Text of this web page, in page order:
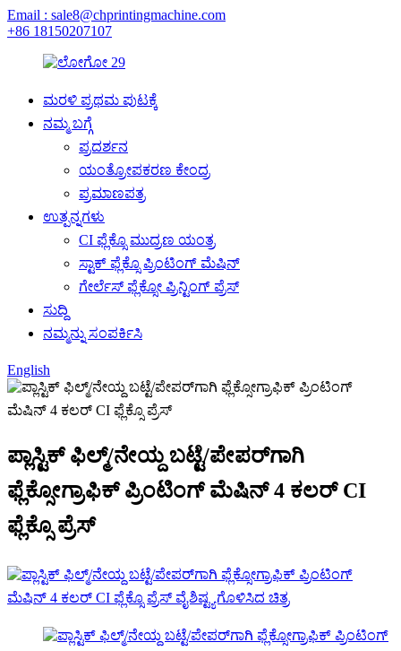
Email : sale8@chprintingmachine.com
+86 18150207107
ಮರಳಿ ಪ್ರಥಮ ಪುಟಕ್ಕೆ
ನಮ್ಮ ಬಗ್ಗೆ
ಪ್ರದರ್ಶನ
ಯಂತ್ರೋಪಕರಣ ಕೇಂದ್ರ
ಪ್ರಮಾಣಪತ್ರ
ಉತ್ಪನ್ನಗಳು
CI ಫ್ಲೆಕ್ಸೊ ಮುದ್ರಣ ಯಂತ್ರ
ಸ್ಟಾಕ್ ಫ್ಲೆಕ್ಸೊ ಪ್ರಿಂಟಿಂಗ್ ಮೆಷಿನ್
ಗೇರ್ಲೆಸ್ ಫ್ಲೆಕ್ಸೋ ಪ್ರಿನ್ಟಿಂಗ್ ಪ್ರೆಸ್
ಸುದ್ದಿ
ನಮ್ಮನ್ನು ಸಂಪರ್ಕಿಸಿ
English
ಪ್ಲಾಸ್ಟಿಕ್ ಫಿಲ್ಮ್/ನೇಯ್ದ ಬಟ್ಟೆ/ಪೇಪರ್‌ಗಾಗಿ
ಫ್ಲೆಕ್ಸೋಗ್ರಾಫಿಕ್ ಪ್ರಿಂಟಿಂಗ್ ಮೆಷಿನ್ 4 ಕಲರ್ CI
ಫ್ಲೆಕ್ಸೊ ಪ್ರೆಸ್